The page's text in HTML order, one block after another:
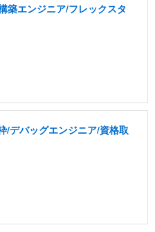
築エンジニア/フレックスタ
/デバッグエンジニア/資格取